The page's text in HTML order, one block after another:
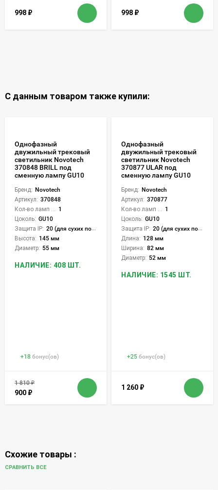
998 ₽ 998 ₽
С данным товаром также купили:
Однофазный
двужильный трековый
светильник Novotech
370848 BRILL под
сменную лампу GU10
Бренд: Novotech
Артикул: 370848
1
Цоколь: GU10
Защита IP: 20 (для сухих пом.)
Высота: 145 мм
Диаметр: 55 мм
НАЛИЧИЕ: 408 ШТ.
+18 бонус(ов)
1 810₽
900 ₽
Однофазный
двужильный трековый
светильник Novotech
370877 ULAR под
сменную лампу GU10
Бренд: Novotech
Артикул: 370877
1
Цоколь: GU10
Защита IP: 20 (для сухих пом.)
Длина: 128 мм
Ширина: 82 мм
Диаметр: 52 мм
НАЛИЧИЕ: 1545 ШТ.
+25 бонус(ов)
1 260 ₽
Схожие товары :
СРАВНИТЬ ВСЕ